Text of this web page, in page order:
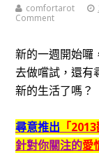
comfortarot
Comment
新的一週開始囉
去做嚐試，還有
新的生活了嗎？
尋意推出 「
針對你關注的愛